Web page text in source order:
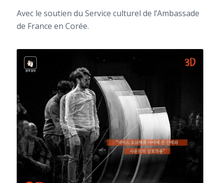
Avec le soutien du Service culturel de l’Ambassade
de France en Corée.